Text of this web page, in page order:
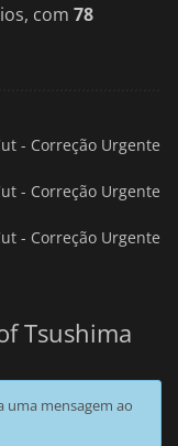
com 78
- Correção Urgente
- Correção Urgente
- Correção Urgente
Tsushima
uma mensagem ao